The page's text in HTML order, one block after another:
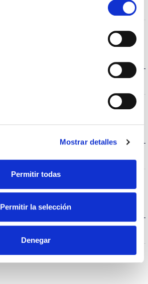
Mostrar detalles
Permitir todas
Permitir la selección
Denegar
-%